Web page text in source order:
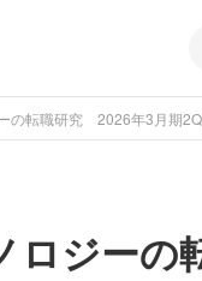
の転職研究 2026年3月期
ロジーの